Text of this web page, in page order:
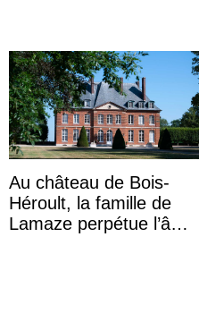
Au château de Bois-
Héroult, la famille de
Lamaze perpétue l’âme